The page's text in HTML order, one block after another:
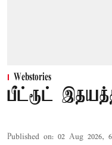
Webstories
பீட்ரூட்
Published on: 02 Aug 2026,